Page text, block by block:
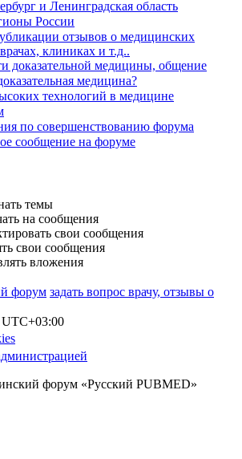
и Ленинградская область
России
отзывов о медицинских
клиниках и т.д..
доказательной медицины, общение
медицина?
технологий в медицине
по совершенствованию форума
сообщение на форуме
темы
на сообщения
свои сообщения
свои сообщения
вложения
форум задать вопрос врачу, отзывы о
UTC+03:00
форум «Русский PUBMED»